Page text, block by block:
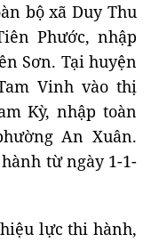
bộ xã Duy Thu
Phước, nhập
Sơn. Tại huyện
Vinh vào thị
Kỳ, nhập toàn
An Xuân.
từ ngày 1-1-
lực thi hành,